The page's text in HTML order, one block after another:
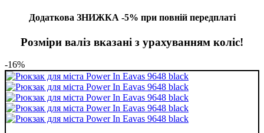
Додаткова ЗНИЖКА -5% при повній передплаті
Розміри валіз вказані з урахуванням коліс!
-16%